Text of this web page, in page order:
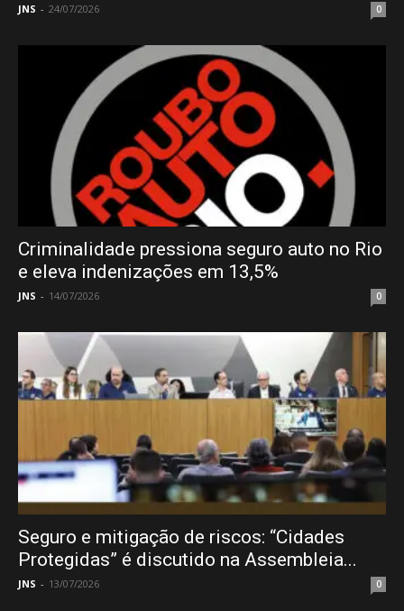
JNS - 24/07/2026 0
Criminalidade pressiona seguro auto no Rio
e eleva indenizações em 13,5%
JNS - 14/07/2026 0
Seguro e mitigação de riscos: “Cidades
Protegidas” é discutido na Assembleia...
JNS - 13/07/2026 0